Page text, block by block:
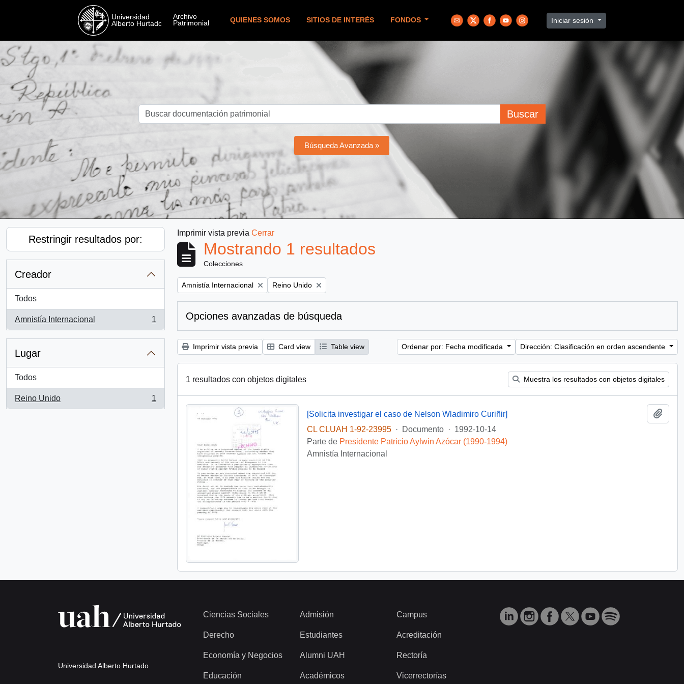
QUIENES SOMOS SITIOS DE INTERÉS FONDOS Iniciar sesión
Buscar
Búsqueda Avanzada »
Restringir resultados por:
Creador
Todos
Amnistía Internacional
, 1 resultados
1
Lugar
Todos
Reino Unido
, 1 resultados
1
Imprimir vista previa Cerrar
Mostrando 1 resultados
Colecciones
Remove filter:
Amnistía Internacional Remove filter:
Reino Unido
Opciones avanzadas de búsqueda
Imprimir vista previa Card view Table view Ordenar por: Fecha modificada Dirección: Clasificación en orden ascendente
1 resultados con objetos digitales Muestra los resultados con objetos digitales
[Solicita investigar el caso de Nelson Wladimiro Curiñir]
CL CLUAH 1-92-23995
· Documento · 1992-10-14
Parte de Presidente Patricio Aylwin Azócar (1990-1994)
Amnistía Internacional
Universidad Alberto Hurtado
Ciencias Sociales
Derecho
Economía y Negocios
Educación
Admisión
Estudiantes
Alumni UAH
Académicos
Campus
Acreditación
Rectoría
Vicerrectorías